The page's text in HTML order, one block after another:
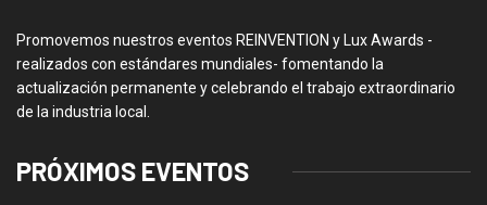
Promovemos nuestros eventos REINVENTION y Lux Awards -
realizados con estándares mundiales- fomentando la
actualización permanente y celebrando el trabajo extraordinario
de la industria local.
PRÓXIMOS EVENTOS